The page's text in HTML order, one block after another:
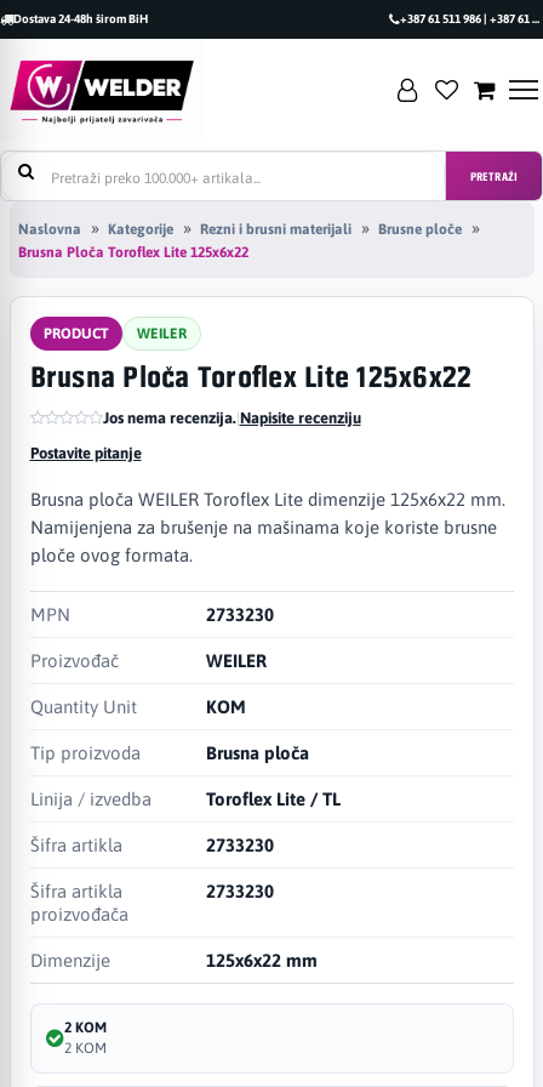
Dostava 24-48h širom BiH +387 61 511 986 | +387 61 493 470
PRETRAŽI
Naslovna Kategorije Rezni i brusni materijali
Brusne ploče
Brusna Ploča Toroflex Lite 125x6x22
PRODUCT WEILER
Brusna Ploča Toroflex Lite 125x6x22
Jos nema recenzija.|Napisite recenziju
Postavite pitanje
Brusna ploča WEILER Toroflex Lite dimenzije 125x6x22 mm.
Namijenjena za brušenje na mašinama koje koriste brusne
ploče ovog formata.
MPN 2733230
Proizvođač WEILER
Quantity Unit KOM
Tip proizvoda Brusna ploča
Linija / izvedba Toroflex Lite / TL
Šifra artikla 2733230
Šifra artikla
proizvođača
2733230
Dimenzije 125x6x22 mm
2 KOM
2 KOM